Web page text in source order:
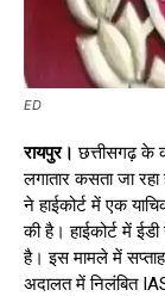
ED
रायपुर। छत्तीसगढ़ के
लगातार कसता जा
ने हाईकोर्ट में एक
की है। हाईकोर्ट में
है। इस मामले में
अदालत में निलंबित